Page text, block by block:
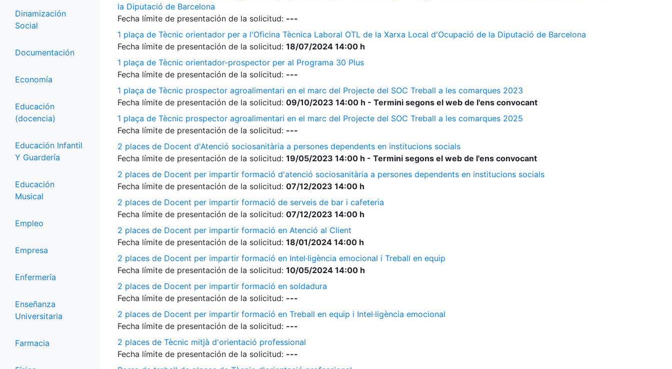
Dinamización
Social
Documentación
Economía
Educación
(docencia)
Educación Infantil
Y Guardería
Educación
Musical
Empleo
Empresa
Enfermería
Enseñanza
Universitaria
Farmacia
la Diputació de Barcelona
Fecha límite de presentación de la solicitud: ---
1 plaça de Tècnic orientador per a l'Oficina Tècnica Laboral OTL de la Xarxa Local d'Ocupació de la Diputació de Barcelona
Fecha límite de presentación de la solicitud: 18/07/2024 14:00 h
1 plaça de Tècnic orientador-prospector per al Programa 30 Plus
Fecha límite de presentación de la solicitud: ---
1 plaça de Tècnic prospector agroalimentari en el marc del Projecte del SOC Treball a les comarques 2023
Fecha límite de presentación de la solicitud: 09/10/2023 14:00 h - Termini segons el web de l'ens convocant
1 plaça de Tècnic prospector agroalimentari en el marc del Projecte del SOC Treball a les comarques 2025
Fecha límite de presentación de la solicitud: ---
2 places de Docent d'Atenció sociosanitària a persones dependents en institucions socials
Fecha límite de presentación de la solicitud: 19/05/2023 14:00 h - Termini segons el web de l'ens convocant
2 places de Docent per impartir formació d'atenció sociosanitària a persones dependents en institucions socials
Fecha límite de presentación de la solicitud: 07/12/2023 14:00 h
2 places de Docent per impartir formació de serveis de bar i cafeteria
Fecha límite de presentación de la solicitud: 07/12/2023 14:00 h
2 places de Docent per impartir formació en Atenció al Client
Fecha límite de presentación de la solicitud: 18/01/2024 14:00 h
2 places de Docent per impartir formació en Intel·ligència emocional i Treball en equip
Fecha límite de presentación de la solicitud: 10/05/2024 14:00 h
2 places de Docent per impartir formació en soldadura
Fecha límite de presentación de la solicitud: ---
2 places de Docent per impartir formació en Treball en equip i Intel·ligència emocional
Fecha límite de presentación de la solicitud: ---
2 places de Tècnic mitjà d'orientació professional
Fecha límite de presentación de la solicitud: ---